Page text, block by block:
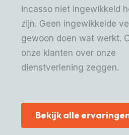
incasso niet ingewikkeld
zijn. Geen ingewikkelde
gewoon doen wat werkt.
onze klanten over onze
dienstverlening zeggen.
Bekijk alle